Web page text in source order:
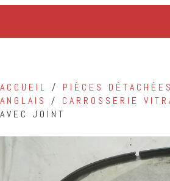
ACCUEIL / PIÈCES
ANGLAIS
/ CARROSSERIE
AVEC JOINT